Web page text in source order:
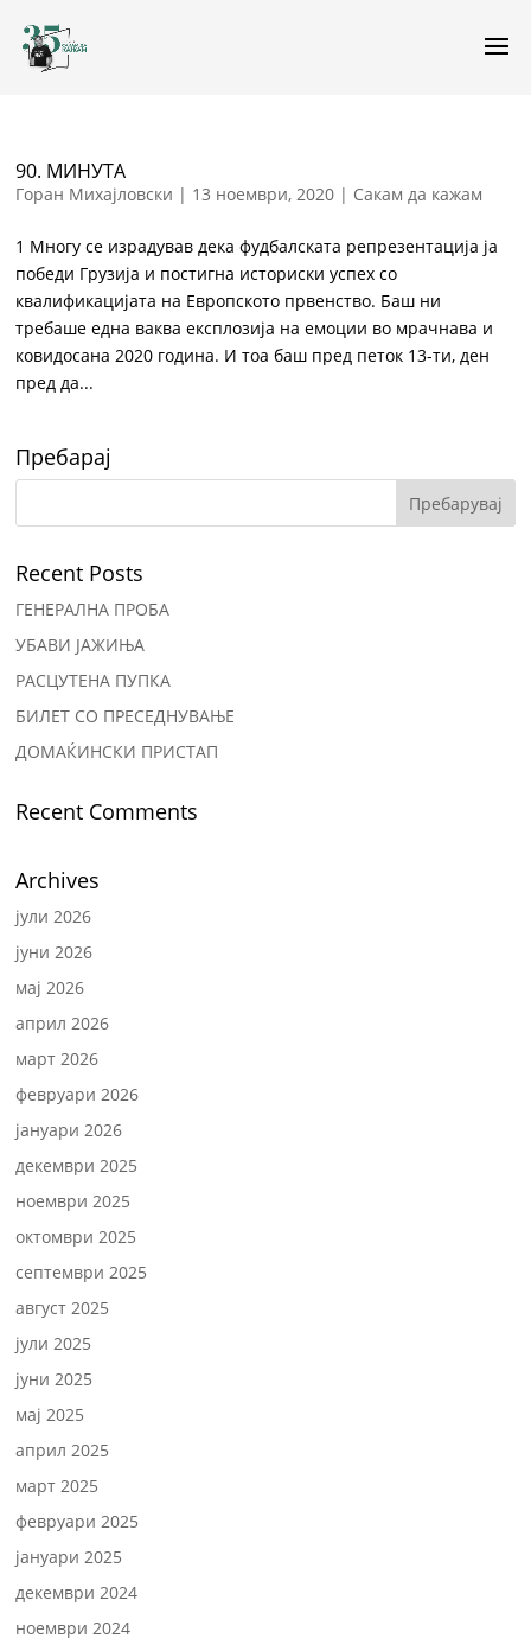
90. МИНУТА
Горан Михајловски | 13 ноември, 2020 | Сакам да кажам
1 Многу се израдував дека фудбалската репрезентација ја
победи Грузија и постигна историски успех со
квалификацијата на Европското првенство. Баш ни
требаше една ваква експлозија на емоции во мрачнава и
ковидосана 2020 година. И тоа баш пред петок 13-ти, ден
пред да...
Пребарај
Recent Posts
ГЕНЕРАЛНА ПРОБА
УБАВИ ЈАЖИЊА
РАСЦУТЕНА ПУПКА
БИЛЕТ СО ПРЕСЕДНУВАЊЕ
ДОМАЌИНСКИ ПРИСТАП
Recent Comments
Archives
јули 2026
јуни 2026
мај 2026
април 2026
март 2026
февруари 2026
јануари 2026
декември 2025
ноември 2025
октомври 2025
септември 2025
август 2025
јули 2025
јуни 2025
мај 2025
април 2025
март 2025
февруари 2025
јануари 2025
декември 2024
ноември 2024